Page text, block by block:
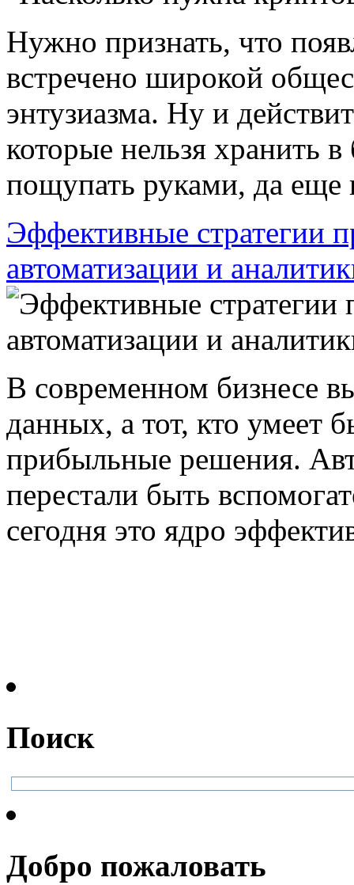
Нужно признать, что
встречено широкой
энтузиазма. Ну и
которые нельзя хранить в
пощупать руками, да еще
Эффективные стратегии
автоматизации и
В современном бизнесе
данных, а тот, кто умеет
прибыльные решения.
перестали быть
сегодня это ядро
Поиск
Добро пожаловать